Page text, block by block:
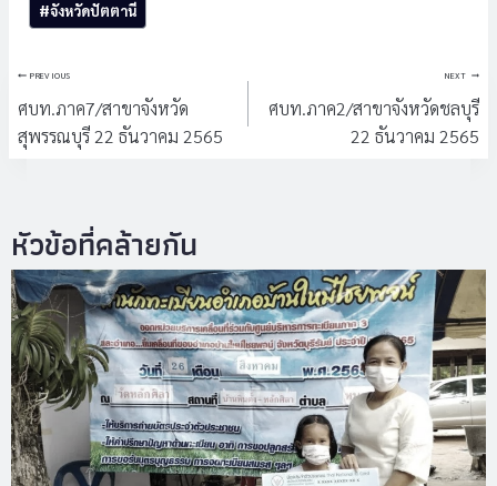
Tags:
#จังหวัดปัตตานี
แนะแนว
PREVIOUS
ศบท.ภาค7/สาขาจังหวัด
สุพรรณบุรี 22 ธันวาคม 2565
NEXT
ศบท.ภาค2/สาขาจังหวัดชลบุรี
22 ธันวาคม 2565